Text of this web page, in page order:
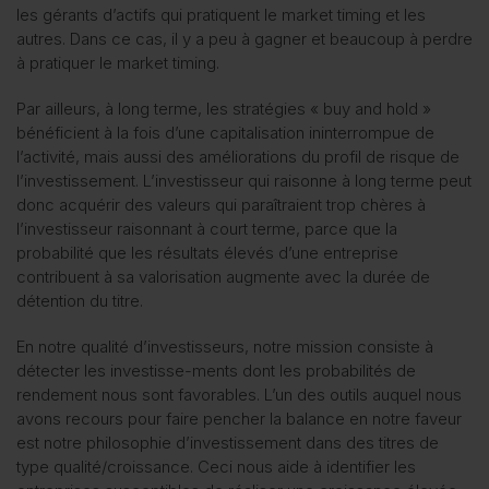
les gérants d’actifs qui pratiquent le market timing et les
autres. Dans ce cas, il y a peu à gagner et beaucoup à perdre
à pratiquer le market timing.
Par ailleurs, à long terme, les stratégies « buy and hold »
bénéficient à la fois d’une capitalisation ininterrompue de
l’activité, mais aussi des améliorations du profil de risque de
l’investissement. L’investisseur qui raisonne à long terme peut
donc acquérir des valeurs qui paraîtraient trop chères à
l’investisseur raisonnant à court terme, parce que la
probabilité que les résultats élevés d’une entreprise
contribuent à sa valorisation augmente avec la durée de
détention du titre.
En notre qualité d’investisseurs, notre mission consiste à
détecter les investisse-ments dont les probabilités de
rendement nous sont favorables. L’un des outils auquel nous
avons recours pour faire pencher la balance en notre faveur
est notre philosophie d’investissement dans des titres de
type qualité/croissance. Ceci nous aide à identifier les